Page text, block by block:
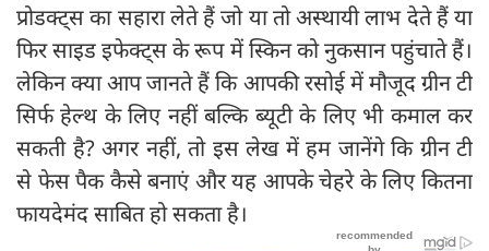
प्रोडक्ट्स का सहारा लेते हैं जो या तो अस्थायी लाभ देते हैं या
फिर साइड इफेक्ट्स के रूप में स्किन को नुकसान पहुंचाते हैं।
लेकिन क्या आप जानते हैं कि आपकी रसोई में मौजूद ग्रीन टी
सिर्फ हेल्थ के लिए नहीं बल्कि ब्यूटी के लिए भी कमाल कर
सकती है? अगर नहीं, तो इस लेख में हम जानेंगे कि ग्रीन टी
से फेस पैक कैसे बनाएं और यह आपके चेहरे के लिए कितना
फायदेमंद साबित हो सकता है।